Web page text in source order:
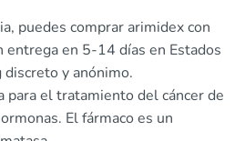
puedes comprar arimidex con
entrega en 5-14 días en Estados
discreto y anónimo.
para el tratamiento del cáncer de
El fármaco es un